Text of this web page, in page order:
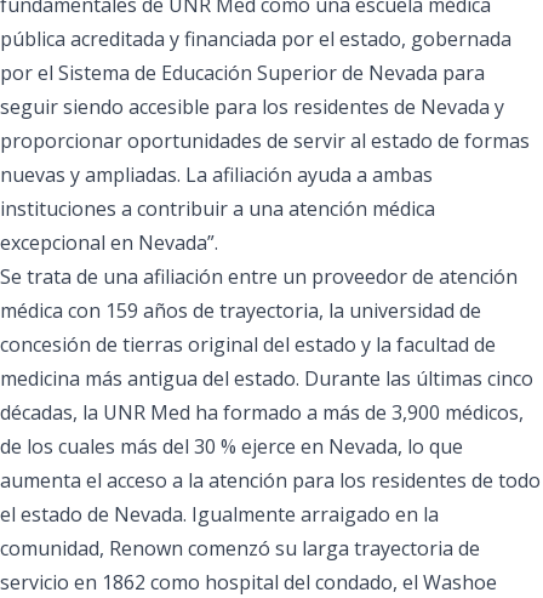
pública acreditada y financiada por el estado, gobernada
por el Sistema de Educación Superior de Nevada para
seguir siendo accesible para los residentes de Nevada y
proporcionar oportunidades de servir al estado de formas
nuevas y ampliadas. La afiliación ayuda a ambas
instituciones a contribuir a una atención médica
excepcional en Nevada”.
Se trata de una afiliación entre un proveedor de atención
médica con 159 años de trayectoria, la universidad de
concesión de tierras original del estado y la facultad de
medicina más antigua del estado. Durante las últimas cinco
décadas, la UNR Med ha formado a más de 3,900 médicos,
de los cuales más del 30 % ejerce en Nevada, lo que
aumenta el acceso a la atención para los residentes de todo
el estado de Nevada. Igualmente arraigado en la
comunidad, Renown comenzó su larga trayectoria de
servicio en 1862 como hospital del condado, el Washoe